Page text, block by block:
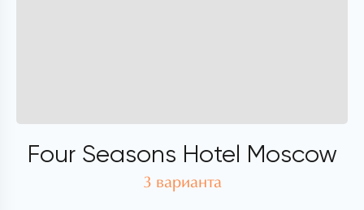
Four Seasons Hotel Moscow
3 варианта